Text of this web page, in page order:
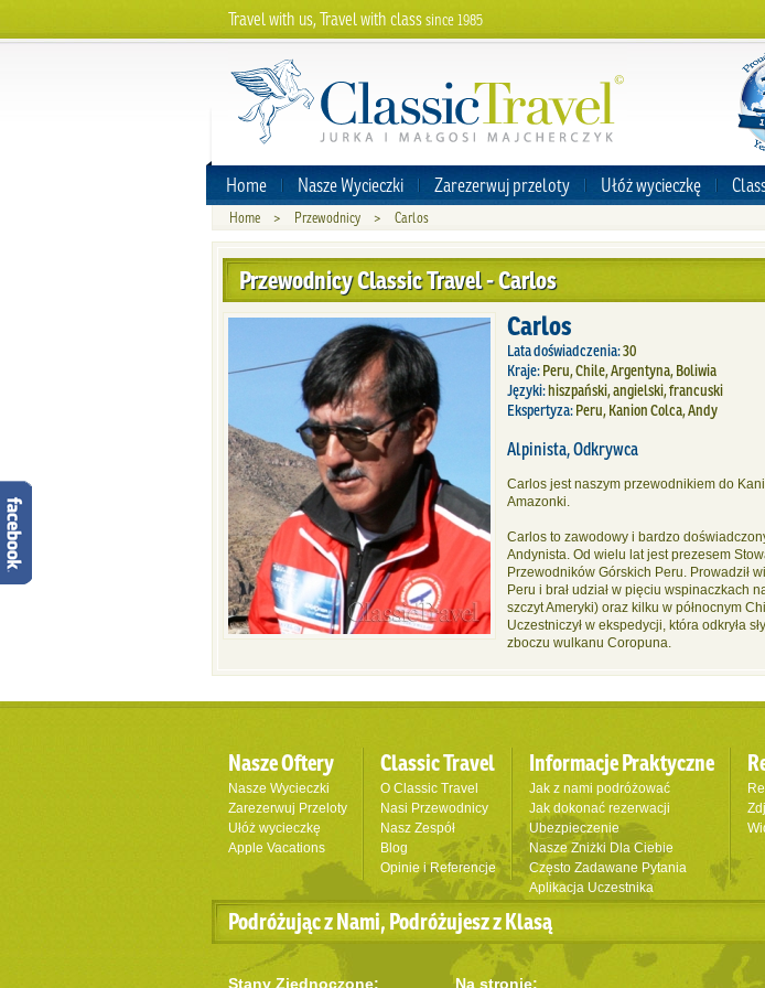
Travel with us, Travel with classsince 1985
Home Nasze Wycieczki Zarezerwuj przeloty Ułóż wycieczkę
Home > Przewodnicy > Carlos
Przewodnicy Classic Travel - Carlos
Carlos
Lata doświadczenia:30
Kraje:Peru, Chile, Argentyna, Boliwia
Języki:hiszpański, angielski, francuski
Ekspertyza:Peru, Kanion Colca, Andy
Alpinista, Odkrywca
Carlos jest naszym przewodnikiem do
Amazonki.
Carlos to zawodowy i bardzo
Andynista. Od wielu lat jest prezesem
Przewodników Górskich Peru. Prowadził
Peru i brał udział w pięciu wspinaczkach
szczyt Ameryki) oraz kilku w północnym
Uczestniczył w ekspedycji, która odkryła
zboczu wulkanu Coropuna.
Nasze Oftery
Nasze Wycieczki
Zarezerwuj Przeloty
Ułóż wycieczkę
Apple Vacations
Classic Travel
O Classic Travel
Nasi Przewodnicy
Nasz Zespół
Blog
Opinie i Referencje
Informacje Praktyczne
Jak z nami podróżować
Jak dokonać rezerwacji
Ubezpieczenie
Nasze Zniżki Dla Ciebie
Często Zadawane Pytania
Aplikacja Uczestnika
Podróżując z Nami, Podróżujesz z Klasą
Stany Zjednoczone: Na stronie: